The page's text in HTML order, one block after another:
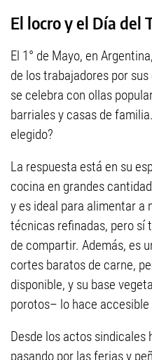
El locro y el Día del
El 1° de Mayo, en
de los trabajadores por
se celebra con ollas
barriales y casas de
elegido?
La respuesta está en su
cocina en grandes
y es ideal para alimentar a
técnicas refinadas, pero sí
de compartir. Además, es
cortes baratos de carne,
disponible, y su base
porotos– lo hace accesible
Desde los actos sindicales
pasando por las ferias y